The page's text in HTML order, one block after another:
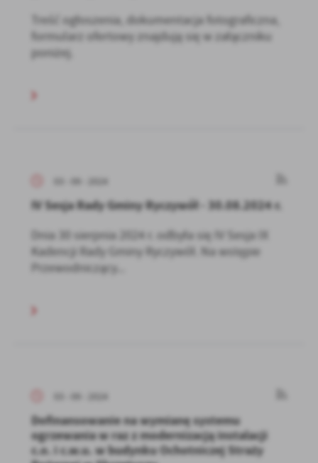
Treść ogłoszenia, dokumentacja fotograficzna,
formularz ofertowy znajdują się w załączniku
poniżej.
03 - 09 - 2024
IV Sesja Rady Gminy Ryczywół - 30.08.2024 r.
Dnia 30 sierpnia 2024 r. odbyła się IV Sesja IX
Kadencji Rady Gminy Ryczywół. Na wstępie
Przewodniczący...
03 - 09 - 2024
Dofinansowanie na wymianę systemu
ogrzewania w raz z modernizacją instalacji
c.o. i c.w.u. w budynku Ochotniczej Straży